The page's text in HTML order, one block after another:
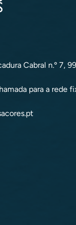
Cabral n.º 7,
para a rede